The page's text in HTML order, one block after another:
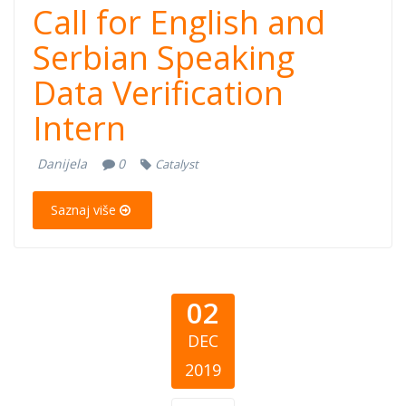
Call for English and
Serbian Speaking
Data Verification
Intern
Danijela 0 Catalyst
Saznaj više
02
DEC
2019